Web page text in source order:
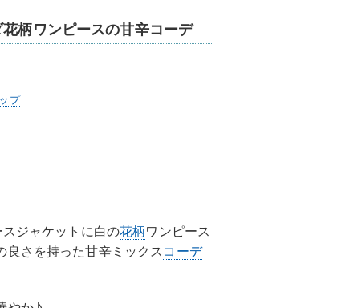
柄ワンピースの甘辛コーデ
プ
ジャケットに白の花柄ワンピース
良さを持った甘辛ミックス コーデ